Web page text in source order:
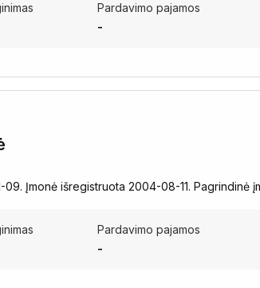
Pardavimo pajamos
-
Įmonė išregistruota 2004-08-11. Pagrindinė
Pardavimo pajamos
-